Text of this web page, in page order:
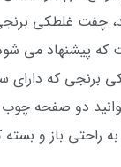
چفت غلطکی
پیشنهاد می
که دارای
راحتی باز و بسته